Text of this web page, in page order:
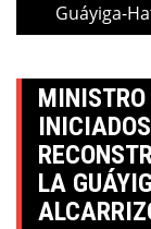
Guáyiga-
LA